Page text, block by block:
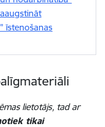
īstenošanas
lietotājs, tad ar
tikai